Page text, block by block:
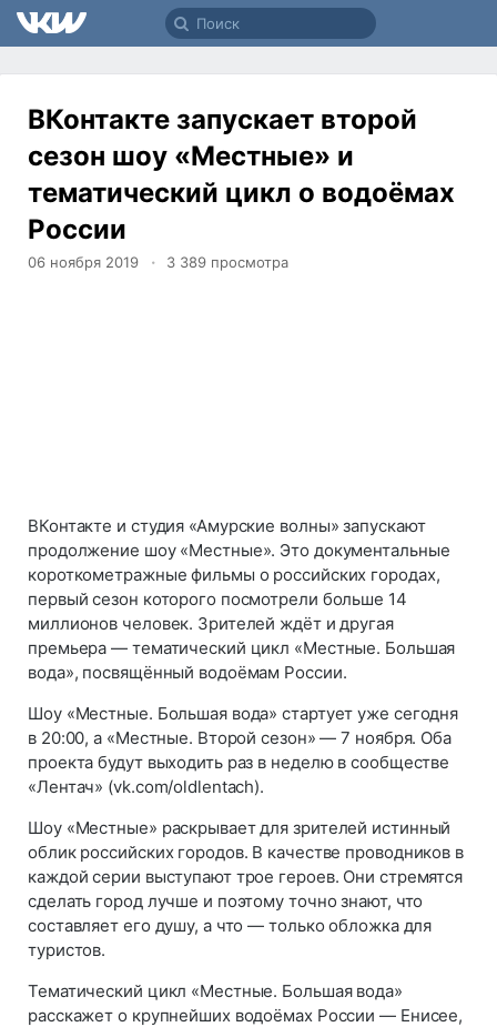
ВКонтакте запускает второй
сезон шоу «Местные» и
тематический цикл о водоёмах
России
06 ноября 2019 3 389 просмотра
ВКонтакте и студия «Амурские волны» запускают
продолжение шоу «Местные». Это документальные
короткометражные фильмы о российских городах,
первый сезон которого посмотрели больше 14
миллионов человек. Зрителей ждёт и другая
премьера — тематический цикл «Местные. Большая
вода», посвящённый водоёмам России.
Шоу «Местные. Большая вода» стартует уже сегодня
в 20:00, а «Местные. Второй сезон» — 7 ноября. Оба
проекта будут выходить раз в неделю в сообществе
«Лентач» (vk.com/oldlentach).
Шоу «Местные» раскрывает для зрителей истинный
облик российских городов. В качестве проводников в
каждой серии выступают трое героев. Они стремятся
сделать город лучше и поэтому точно знают, что
составляет его душу, а что — только обложка для
туристов.
Тематический цикл «Местные. Большая вода»
расскажет о крупнейших водоёмах России — Енисее,